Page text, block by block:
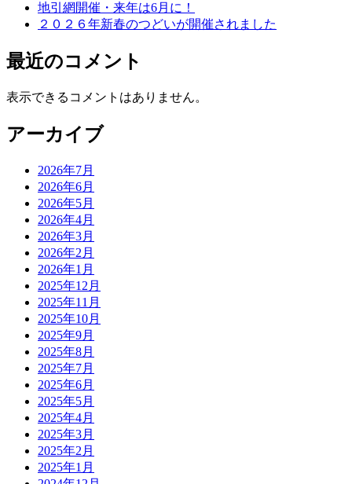
地引網開催・来年は6月に！
２０２６年新春のつどいが開催されました
最近のコメント
表示できるコメントはありません。
アーカイブ
2026年7月
2026年6月
2026年5月
2026年4月
2026年3月
2026年2月
2026年1月
2025年12月
2025年11月
2025年10月
2025年9月
2025年8月
2025年7月
2025年6月
2025年5月
2025年4月
2025年3月
2025年2月
2025年1月